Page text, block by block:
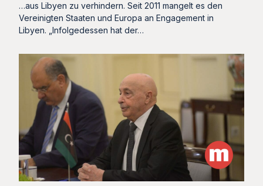
…aus Libyen zu verhindern. Seit 2011 mangelt es den
Vereinigten Staaten und Europa an Engagement in
Libyen. „Infolgedessen hat der…